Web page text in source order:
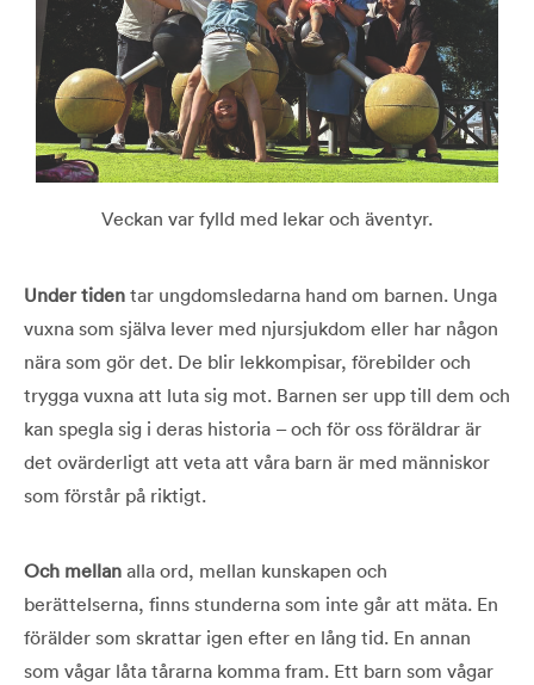
Veckan var fylld med lekar och äventyr.
Under tiden tar ungdomsledarna hand om barnen. Unga
vuxna som själva lever med njursjukdom eller har någon
nära som gör det. De blir lekkompisar, förebilder och
trygga vuxna att luta sig mot. Barnen ser upp till dem och
kan spegla sig i deras historia – och för oss föräldrar är
det ovärderligt att veta att våra barn är med människor
som förstår på riktigt.
Och mellan alla ord, mellan kunskapen och
berättelserna, finns stunderna som inte går att mäta. En
förälder som skrattar igen efter en lång tid. En annan
som vågar låta tårarna komma fram. Ett barn som vågar